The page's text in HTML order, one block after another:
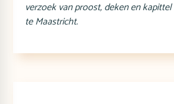
verzoek van proost, deken en kapittel
te Maastricht.